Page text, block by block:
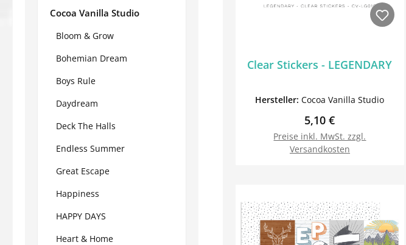
Cocoa Vanilla Studio
Bloom & Grow
Bohemian Dream
Boys Rule
Daydream
Deck The Halls
Endless Summer
Great Escape
Happiness
HAPPY DAYS
Heart & Home
Clear Stickers - LEGENDARY
Hersteller:Cocoa Vanilla Studio
Regulärer Preis:
5,10 €
Preise inkl. MwSt. zzgl.
Versandkosten